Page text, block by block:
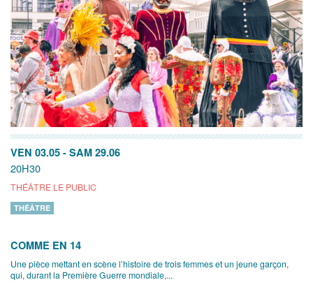
VEN 03.05 - SAM 29.06
20H30
THÉÂTRE LE PUBLIC
THÉÂTRE
COMME EN 14
Une pièce mettant en scène l’histoire de trois femmes et un jeune garçon,
qui, durant la Première Guerre mondiale,...